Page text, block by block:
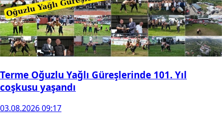
Terme Oğuzlu Yağlı Güreşlerinde 101. Yıl
coşkusu yaşandı
03.08.2026 09:17